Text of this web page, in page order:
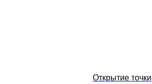
Открытие точки